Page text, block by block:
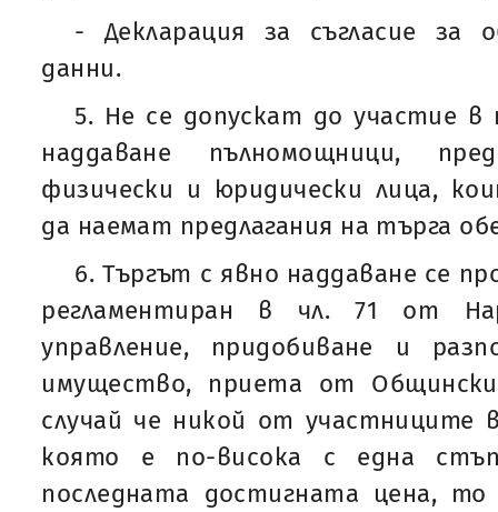
- Декларация за съгласие за
данни.
5. Не се допускат до участие в
наддаване пълномощници,
физически и юридически лица,
да наемат предлагания на търга
6. Търгът с явно наддаване се
регламентиран в чл. 71 от
управление, придобиване и
имущество, приета от
случай че никой от участниците
която е по-висока с една
последната достигната цена,